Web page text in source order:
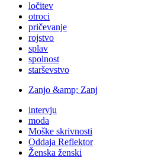
ločitev
otroci
pričevanje
rojstvo
splav
spolnost
starševstvo
Zanjo &amp; Zanj
intervju
moda
Moške skrivnosti
Oddaja Reflektor
Ženska ženski